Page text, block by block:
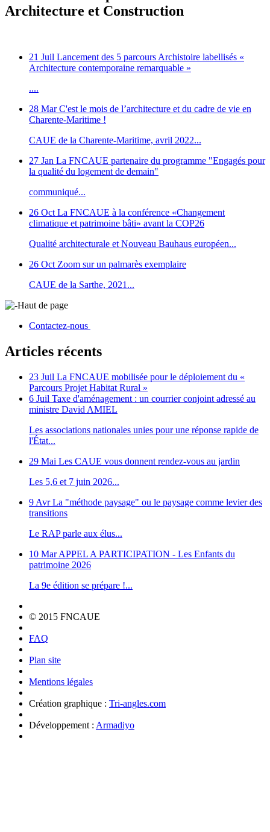
Architecture et Construction
21 Juil Lancement des 5 parcours Archistoire labellisés «
Architecture contemporaine remarquable »
....
28 Mar C'est le mois de l’architecture et du cadre de vie en
Charente-Maritime !
CAUE de la Charente-Maritime, avril 2022...
27 Jan La FNCAUE partenaire du programme "Engagés pour
la qualité du logement de demain"
communiqué...
26 Oct La FNCAUE à la conférence «Changement
climatique et patrimoine bâti» avant la COP26
Qualité architecturale et Nouveau Bauhaus européen...
26 Oct Zoom sur un palmarès exemplaire
CAUE de la Sarthe, 2021...
Haut de page
Contactez-nous
Articles récents
23 Juil La FNCAUE mobilisée pour le déploiement du «
Parcours Projet Habitat Rural »
6 Juil Taxe d'aménagement : un courrier conjoint adressé au
ministre David AMIEL
Les associations nationales unies pour une réponse rapide de
l'État...
29 Mai Les CAUE vous donnent rendez-vous au jardin
Les 5,6 et 7 juin 2026...
9 Avr La "méthode paysage" ou le paysage comme levier des
transitions
Le RAP parle aux élus...
10 Mar APPEL A PARTICIPATION - Les Enfants du
patrimoine 2026
La 9e édition se prépare !...
© 2015 FNCAUE
FAQ
Plan site
Mentions légales
Création graphique : Tri-angles.com
Développement : Armadiyo